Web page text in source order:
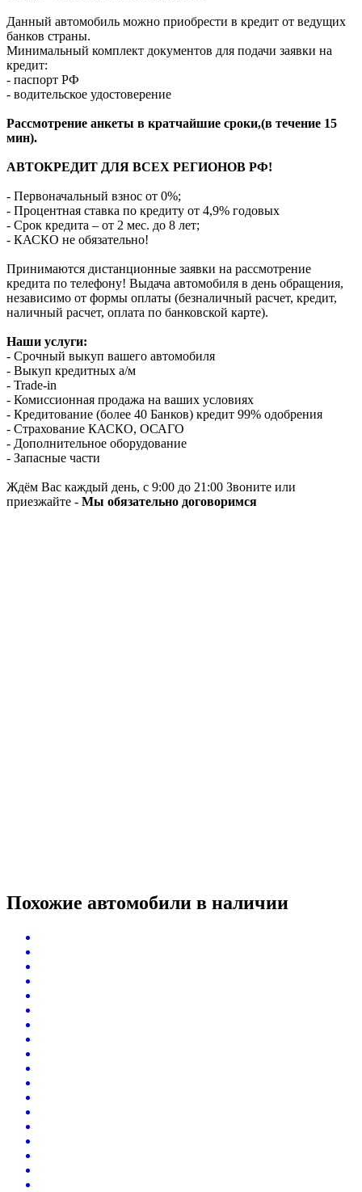
Данный автомобиль можно приобрести в кредит от ведущих
банков страны.
Минимальный комплект документов для подачи заявки на
кредит:
- паспорт РФ
- водительское удостоверение
Рассмотрение анкеты в кратчайшие сроки,(в течение 15
мин).
АВТОКРЕДИТ ДЛЯ ВСЕХ РЕГИОНОВ РФ!
- Первоначальный взнос от 0%;
- Процентная ставка по кредиту от 4,9% годовых
- Срок кредита – от 2 мес. до 8 лет;
- КАСКО не обязательно!
Принимаются дистанционные заявки на рассмотрение
кредита по телефону! Выдача автомобиля в день обращения,
независимо от формы оплаты (безналичный расчет, кредит,
наличный расчет, оплата по банковской карте).
Наши услуги:
- Срочный выкуп вашего автомобиля
- Выкуп кредитных а/м
- Trade-in
- Комиссионная продажа на ваших условиях
- Кредитование (более 40 Банков) кредит 99% одобрения
- Страхование КАСКО, ОСАГО
- Дополнительное оборудование
- Запасные части
Ждём Вас каждый день, с 9:00 до 21:00 Звоните или
приезжайте - Мы обязательно договоримся
Похожие автомобили в наличии